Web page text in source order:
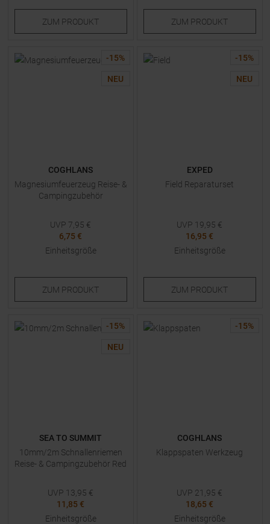
ZUM PRODUKT ZUM PRODUKT
-15%
NEU
COGHLANS
Magnesiumfeuerzeug Reise- &
Campingzubehör
UVP 7,95 €
6,75 €
Einheitsgröße
ZUM PRODUKT
-15%
NEU
EXPED
Field Reparaturset
UVP 19,95 €
16,95 €
Einheitsgröße
ZUM PRODUKT
-15%
NEU
SEA TO SUMMIT
10mm/2m Schnallenriemen
Reise- & Campingzubehör Red
UVP 13,95 €
11,85 €
Einheitsgröße
-15%
COGHLANS
Klappspaten Werkzeug
UVP 21,95 €
18,65 €
Einheitsgröße